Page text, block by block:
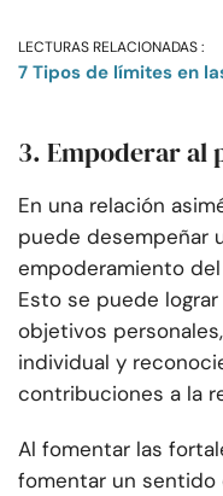
LECTURAS RELACIONADAS :
7 Tipos de límites en
3. Empoderar al
En una relación
puede desempeñar
empoderamiento
Esto se puede
objetivos
individual y
contribuciones a la
Al fomentar las
fomentar un sentido